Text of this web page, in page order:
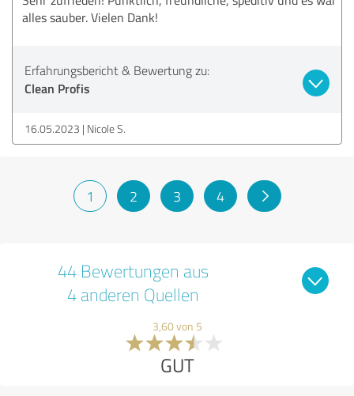
alles sauber. Vielen Dank!
Erfahrungsbericht & Bewertung zu:
Clean Profis
16.05.2023 Nicole S.
1 2 3 4
44 Bewertungen aus
4 anderen Quellen
3,60 von 5
GUT